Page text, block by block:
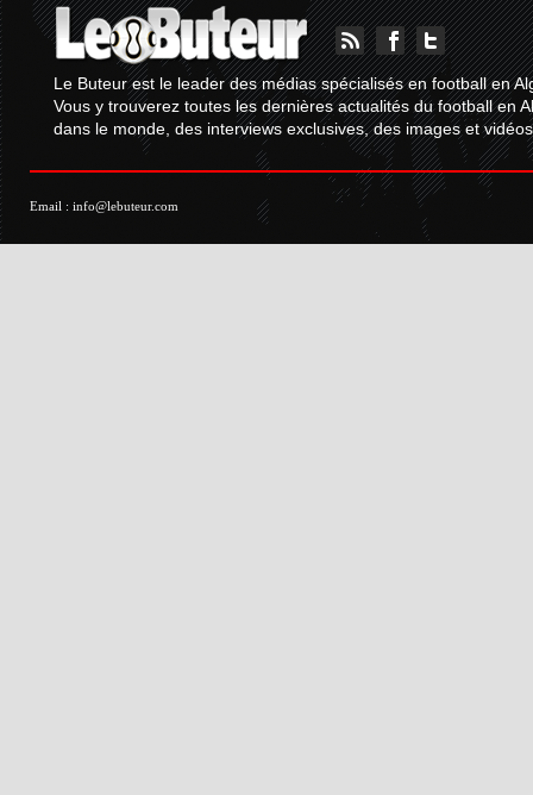
Le Buteur est le leader des médias spécialisés en football en
Vous y trouverez toutes les dernières actualités du football en
dans le monde, des interviews exclusives, des images et
Email : info@lebuteur.com